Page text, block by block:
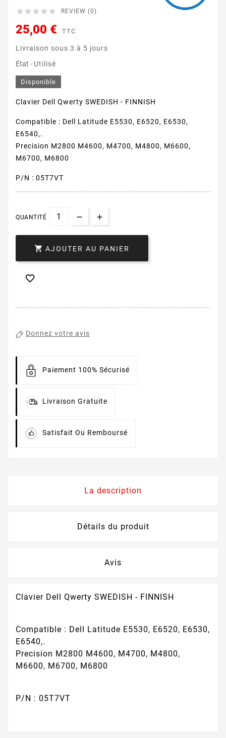
     REVIEW (0)
25,00 € TTC
Livraison sous 3 à 5 jours
État - Utilisé
Disponible
Clavier Dell Qwerty SWEDISH - FINNISH
Compatible : Dell Latitude E5530, E6520, E6530,
E6540,.
Precision M2800 M4600, M4700, M4800, M6600,
M6700, M6800
P/N : 05T7VT
QUANTITÉ
 AJOUTER AU PANIER

Donnez votre avis
Paiement 100% Sécurisé
Livraison Gratuite
Satisfait Ou Remboursé
La description
Détails du produit
Avis
Clavier Dell Qwerty SWEDISH - FINNISH
Compatible : Dell Latitude E5530, E6520, E6530,
E6540,.
Precision M2800 M4600, M4700, M4800,
M6600, M6700, M6800
P/N : 05T7VT